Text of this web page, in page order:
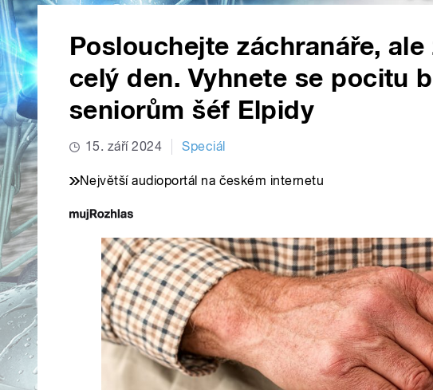
Poslouchejte záchranáře,
celý den. Vyhnete se pocitu
seniorům šéf Elpidy
15. září 2024 Speciál
Největší audioportál na českém internetu